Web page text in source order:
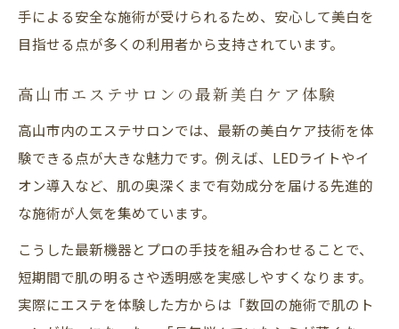
手による安全な施術が受けられるため、安心して美白を
目指せる点が多くの利用者から支持されています。
高山市エステサロンの最新美白ケア体験
高山市内のエステサロンでは、最新の美白ケア技術を体
験できる点が大きな魅力です。例えば、LEDライトやイ
オン導入など、肌の奥深くまで有効成分を届ける先進的
な施術が人気を集めています。
こうした最新機器とプロの手技を組み合わせることで、
短期間で肌の明るさや透明感を実感しやすくなります。
実際にエステを体験した方からは「数回の施術で肌のト